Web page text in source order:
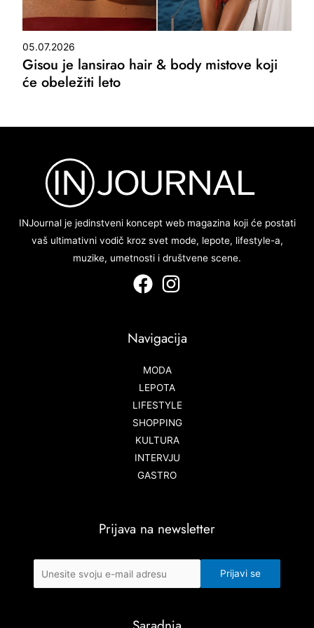
05.07.2026
Gisou je lansirao hair & body mistove koji
će obeležiti leto
INJournal je jedinstveni koncept web magazina koji će postati
vaš ultimativni vodič kroz svet mode, lepote, lifestyle-a,
muzike, umetnosti i društvene scene.
Navigacija
MODA
LEPOTA
LIFESTYLE
SHOPPING
KULTURA
INTERVJU
GASTRO
Prijava na newsletter